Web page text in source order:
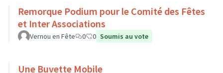
Remorque Podium pour le Comité des Fêtes
et Inter Associations
Vernou en Fête 0 0 Soumis au vote
Une Buvette Mobile